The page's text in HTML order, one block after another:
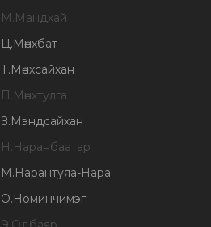
М.Мандхай
Ц.Мөнхбат
Т.Мөнхсайхан
П.Мөнхтулга
З.Мэндсайхан
Н.Наранбаатар
М.Нарантуяа-Нара
О.Номинчимэг